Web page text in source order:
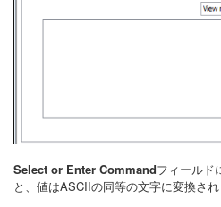
Select or Enter Commandフィールド
と、値はASCIIの同等の文字に変換され